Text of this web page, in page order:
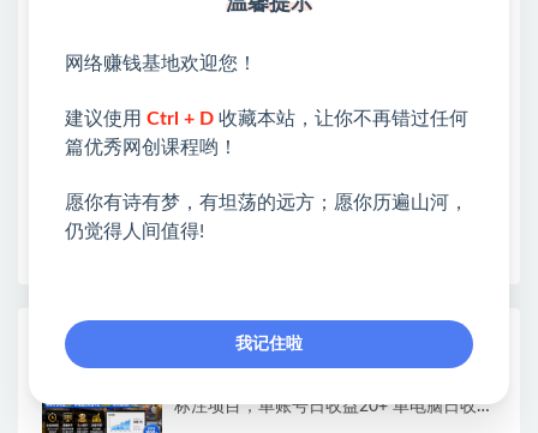
类&副业类，资源丰富 物超所值。
各种项目 + 提升网创认知。
❤本站为众多团队提供了重要价值，也为众多创业者
❤如果您也依存于互联网，欢迎加入本站会员，将尽
早为您提供丰盛价值。祝您前程似锦！
热门课程展示
标注项目，单账号日收益20+ 单电脑日收益
网络赚钱基地欢迎您！
建议使用 Ctrl + D 收藏本站，让你不再错过任何
篇优秀网创课程哟！
愿你有诗有梦，有坦荡的远方；愿你历遍山河，
仍觉得人间值得!
我记住啦